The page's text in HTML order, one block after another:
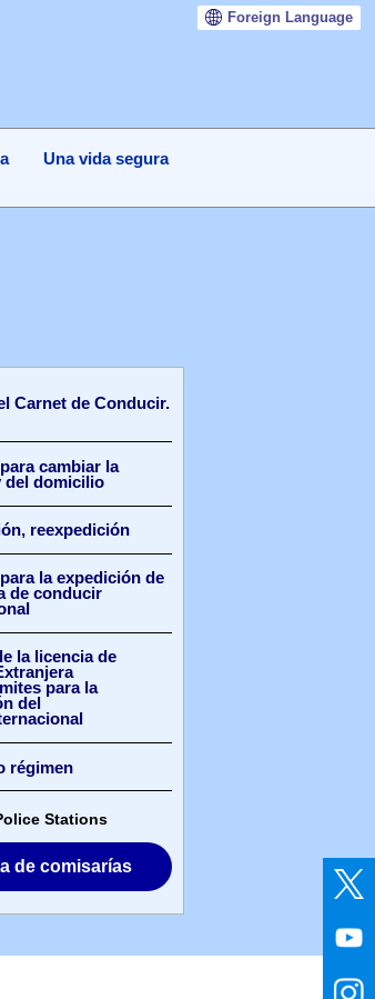
Foreign Language
Una vida segura
Carnet de Conducir.
cambiar la
del domicilio
reexpedición
la expedición de
de conducir
la licencia de
para la
del
régimen
Stations
de comisarías